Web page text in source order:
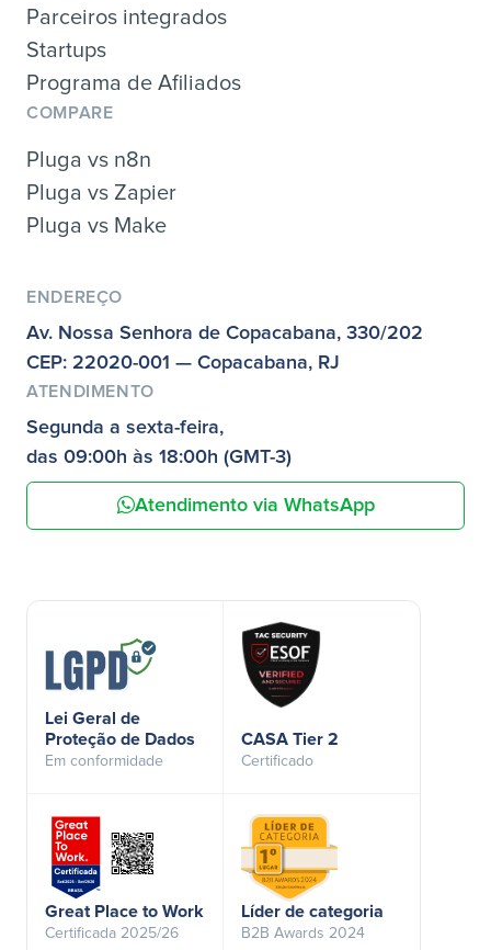
Parceiros integrados
Startups
Programa de Afiliados
COMPARE
Pluga vs n8n
Pluga vs Zapier
Pluga vs Make
ENDEREÇO
Av. Nossa Senhora de Copacabana, 330/202
CEP: 22020-001 — Copacabana, RJ
ATENDIMENTO
Segunda a sexta-feira,
das 09:00h às 18:00h (GMT-3)
Atendimento via WhatsApp
Lei Geral de
Proteção de Dados
Em conformidade
CASA Tier 2
Certificado
Great Place to Work
Certificada 2025/26
Líder de categoria
B2B Awards 2024